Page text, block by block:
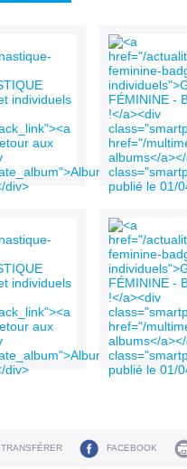
TRANSFÉRER FACEBOOK